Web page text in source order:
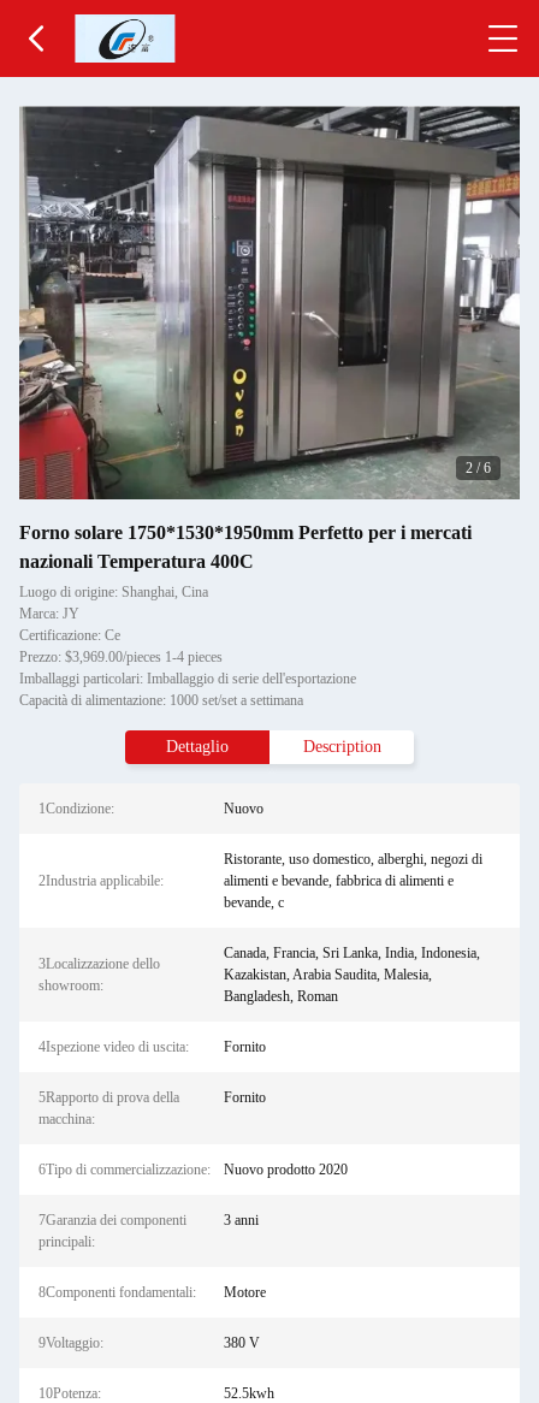
3 /6
Forno solare 1750*1530*1950mm Perfetto per i mercati
nazionali Temperatura 400C
Luogo di origine: Shanghai, Cina
Marca: JY
Certificazione: Ce
Prezzo: $3,969.00/pieces 1-4 pieces
Imballaggi particolari: Imballaggio di serie dell'esportazione
Capacità di alimentazione: 1000 set/set a settimana
Dettaglio Description
1Condizione: Nuovo
2Industria applicabile:
Ristorante, uso domestico, alberghi, negozi di
alimenti e bevande, fabbrica di alimenti e
bevande, c
3Localizzazione dello
showroom:
Canada, Francia, Sri Lanka, India, Indonesia,
Kazakistan, Arabia Saudita, Malesia,
Bangladesh, Roman
4Ispezione video di uscita: Fornito
5Rapporto di prova della
macchina:
Fornito
6Tipo di commercializzazione: Nuovo prodotto 2020
7Garanzia dei componenti
principali:
3 anni
8Componenti fondamentali: Motore
9Voltaggio: 380 V
10Potenza: 52.5kwh